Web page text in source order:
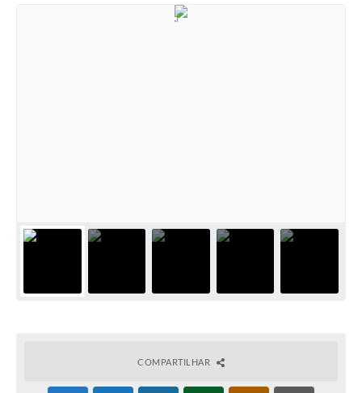
Plano Municipal de Enfrentamento da Pandemia em
Decorrência de COVID-19 Educação - Adesão ao
Downloads
COMPARTILHAR